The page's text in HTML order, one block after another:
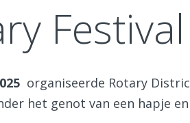
organiseerde Rotary
het genot van een hapje